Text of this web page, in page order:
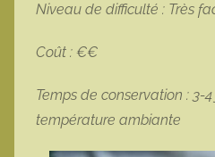
Niveau de difficulté : Très
Coût : €€
Temps de conservation : 3-
température ambiante